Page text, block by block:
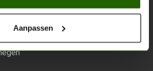
Aanpassen
wargaming en scenery
46